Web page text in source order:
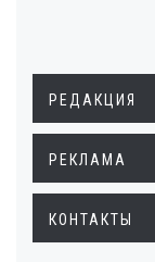
РЕДАКЦИЯ
РЕКЛАМА
КОНТАКТЫ